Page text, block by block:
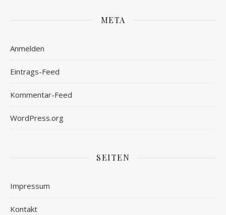
META
Anmelden
Eintrags-Feed
Kommentar-Feed
WordPress.org
SEITEN
Impressum
Kontakt